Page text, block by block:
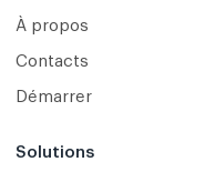
À propos
Contacts
Démarrer
Solutions